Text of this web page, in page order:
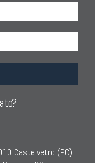
Castelvetro (PC)